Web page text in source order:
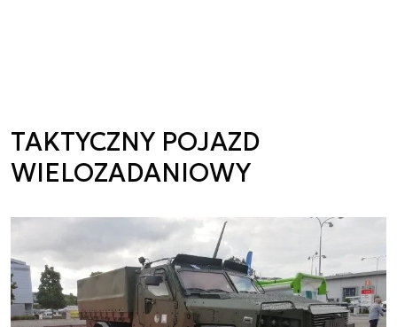
TAKTYCZNY POJAZD
WIELOZADANIOWY